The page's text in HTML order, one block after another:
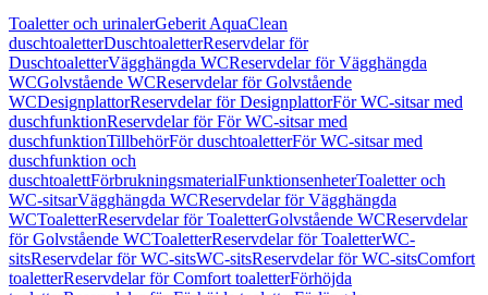
Toaletter och urinalerGeberit AquaClean
duschtoaletterDuschtoaletterReservdelar för
DuschtoaletterVägghängda WCReservdelar för Vägghängda
WCGolvstående WCReservdelar för Golvstående
WCDesignplattorReservdelar för DesignplattorFör WC-sitsar med
duschfunktionReservdelar för För WC-sitsar med
duschfunktionTillbehörFör duschtoaletterFör WC-sitsar med
duschfunktion och
duschtoalettFörbrukningsmaterialFunktionsenheterToaletter och
WC-sitsarVägghängda WCReservdelar för Vägghängda
WCToaletterReservdelar för ToaletterGolvstående WCReservdelar
för Golvstående WCToaletterReservdelar för ToaletterWC-
sitsReservdelar för WC-sitsWC-sitsReservdelar för WC-sitsComfort
toaletterReservdelar för Comfort toaletterFörhöjda